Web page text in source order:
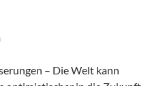
– Die Welt kann